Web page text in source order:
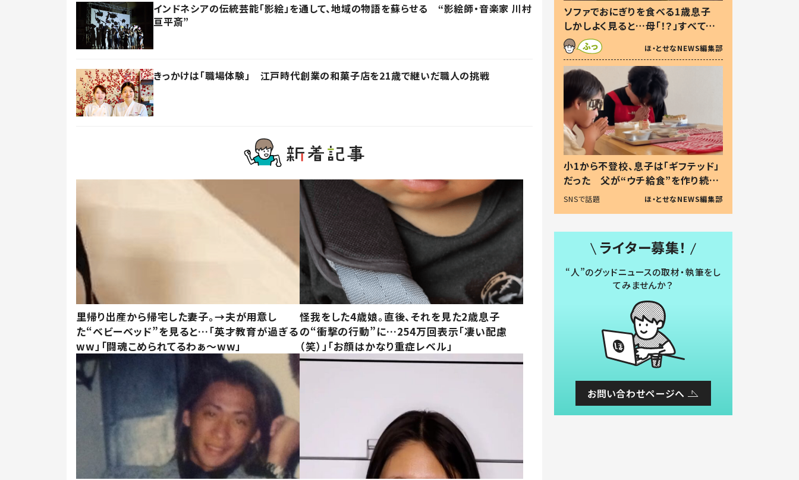
インドネシアの伝統芸能「影絵」を通して、地域の物語を蘇らせる “影絵師・音楽家 川村
亘平斎”
きっかけは「職場体験」 江戸時代創業の和菓子店を21歳で継いだ職人の挑戦
里帰り出産から帰宅した妻子。→夫が用意し
た“ベビーベッド”を見ると…「英才教育が過ぎる
ww」「闘魂こめられてるわぁ～ww」
怪我をした4歳娘。直後、それを見た2歳息子
の“衝撃の行動”に…254万回表示「凄い配慮
（笑）」「お顔はかなり重症レベル」
ソファでおにぎりを食べる1歳息子
しかしよく見ると…母「！？」すべてを
察した母の投稿に「可愛いから許
す！」「現行犯〜」
ほ・とせなNEWS編集部
小1から不登校、息子は「ギフテッド」
だった 父が“ウチ給食”を作り続け
る理由とは #令和の親 #令和の子
SNSで話題 ほ・とせなNEWS編集部
ライター募集！
“人”のグッドニュースの取材・執筆をし
てみませんか？
お問い合わせページへ